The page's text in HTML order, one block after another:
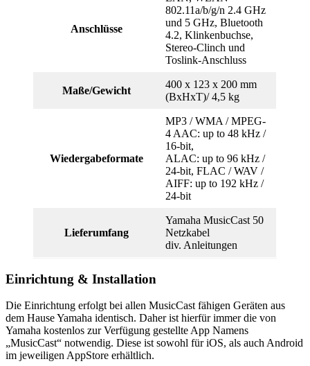
Anschlüsse
802.11a/b/g/n 2.4 GHz
und 5 GHz, Bluetooth
4.2, Klinkenbuchse,
Stereo-Clinch und
Toslink-Anschluss
Maße/Gewicht
400 x 123 x 200 mm
(BxHxT)/ 4,5 kg
Wiedergabeformate
MP3 / WMA / MPEG-
4 AAC: up to 48 kHz /
16-bit,
ALAC: up to 96 kHz /
24-bit, FLAC / WAV /
AIFF: up to 192 kHz /
24-bit
Lieferumfang
Yamaha MusicCast 50
Netzkabel
div. Anleitungen
Einrichtung & Installation
Die Einrichtung erfolgt bei allen MusicCast fähigen Geräten aus
dem Hause Yamaha identisch. Daher ist hierfür immer die von
Yamaha kostenlos zur Verfügung gestellte App Namens
„MusicCast“ notwendig. Diese ist sowohl für iOS, als auch Android
im jeweiligen AppStore erhältlich.